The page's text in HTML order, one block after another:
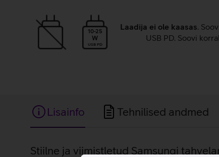
10-25
W
USB PD
Laadija ei ole kaasas.
USB PD. Soovi
Lisainfo Tehnilised andmed
Stiilne ja viimistletud Samsungi